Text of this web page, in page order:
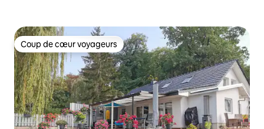
Coup de cœur voyageurs
Coup de cœur voyageurs